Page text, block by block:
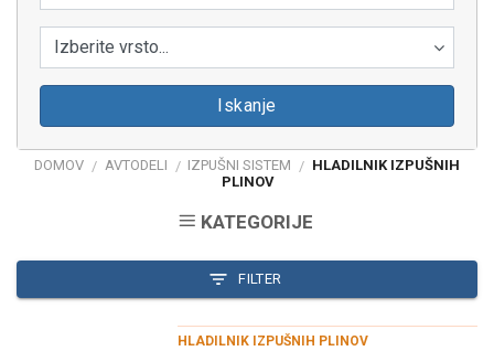
Izberite vrsto...
Iskanje
DOMOV / AVTODELI / IZPUŠNI SISTEM / HLADILNIK IZPUŠNIH
PLINOV
KATEGORIJE
FILTER
HLADILNIK IZPUŠNIH PLINOV